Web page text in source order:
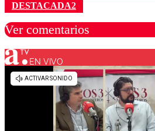
DESTACADA2
Ver comentarios
Los comentarios son
diálogo
EN VIVO